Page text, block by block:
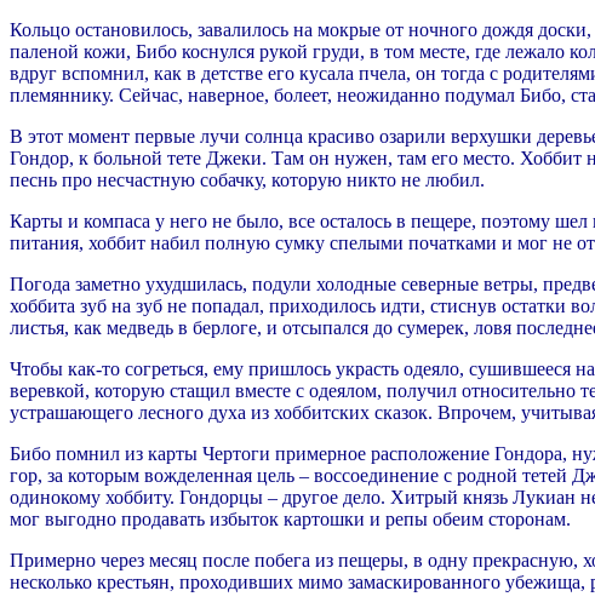
Кольцо остановилось, завалилось на мокрые от ночного дождя
паленой кожи, Бибо коснулся рукой груди, в том месте, где лежало
вдруг вспомнил, как в детстве его кусала пчела, он тогда с
племяннику. Сейчас, наверное, болеет, неожиданно подумал Бибо,
В этот момент первые лучи солнца красиво озарили верхушки
Гондор, к больной тете Джеки. Там он нужен, там его место. Хоббит
песнь про несчастную собачку, которую никто не любил.
Карты и компаса у него не было, все осталось в пещере, поэтому
питания, хоббит набил полную сумку спелыми початками и мог не
Погода заметно ухудшилась, подули холодные северные ветры,
хоббита зуб на зуб не попадал, приходилось идти, стиснув остатки
листья, как медведь в берлоге, и отсыпался до сумерек, ловя
Чтобы как-то согреться, ему пришлось украсть одеяло,
веревкой, которую стащил вместе с одеялом, получил
устрашающего лесного духа из хоббитских сказок. Впрочем,
Бибо помнил из карты Чертоги примерное расположение Гондора,
гор, за которым вожделенная цель – воссоединение с родной тетей
одинокому хоббиту. Гондорцы – другое дело. Хитрый князь Лукиан
мог выгодно продавать избыток картошки и репы обеим сторонам.
Примерно через месяц после побега из пещеры, в одну прекрасную,
несколько крестьян, проходивших мимо замаскированного